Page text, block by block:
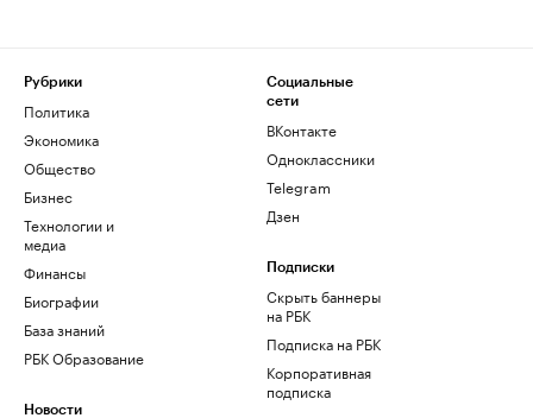
Рубрики
Политика
Экономика
Общество
Бизнес
Технологии и
медиа
Финансы
Биографии
База знаний
РБК Образование
Новости
Социальные
сети
ВКонтакте
Одноклассники
Telegram
Дзен
Подписки
Скрыть баннеры
на РБК
Подписка на РБК
Корпоративная
подписка